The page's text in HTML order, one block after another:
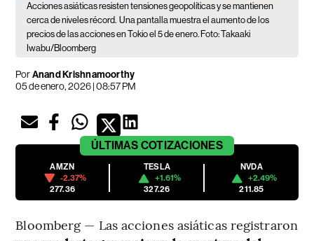
Acciones asiáticas resisten tensiones geopolíticas y se mantienen
cerca de niveles récord. Una pantalla muestra el aumento de los
precios de las acciones en Tokio el 5 de enero. Foto: Takaaki
Iwabu/Bloomberg
PorAnand Krishnamoorthy
05 de enero, 2026 | 08:57 PM
ÚLTIMAS COTIZACIONES
AMZN
-2.37%
277.36
TESLA
+1.61%
327.26
NVDA
+2.49%
211.85
Bloomberg — Las acciones asiáticas registraron